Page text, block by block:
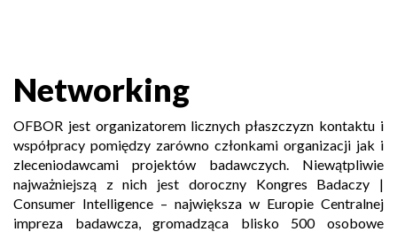
Networking
OFBOR jest organizatorem licznych płaszczyzn kontaktu i
współpracy pomiędzy zarówno członkami organizacji jak i
zleceniodawcami projektów badawczych. Niewątpliwie
najważniejszą z nich jest doroczny Kongres Badaczy |
Consumer Intelligence – największa w Europie Centralnej
impreza badawcza, gromadząca blisko 500 osobowe